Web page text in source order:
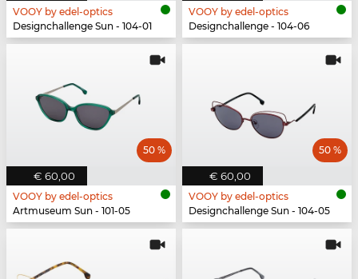
VOOY by edel-optics
Designchallenge Sun - 104-01
VOOY by edel-optics
Designchallenge - 104-06
€ 60,00
50 %
VOOY by edel-optics
Artmuseum Sun - 101-05
€ 60,00
50 %
VOOY by edel-optics
Designchallenge Sun - 104-05